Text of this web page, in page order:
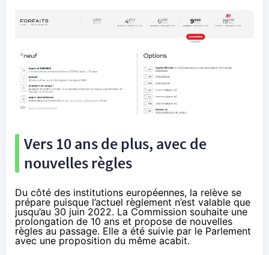
Vers 10 ans de plus, avec de
nouvelles règles
Du côté des institutions européennes, la relève se
prépare puisque l’actuel règlement n’est valable que
jusqu’au 30 juin 2022. La Commission souhaite une
prolongation de 10 ans et propose de nouvelles
règles au passage. Elle a été suivie par le Parlement
avec une proposition du même acabit.